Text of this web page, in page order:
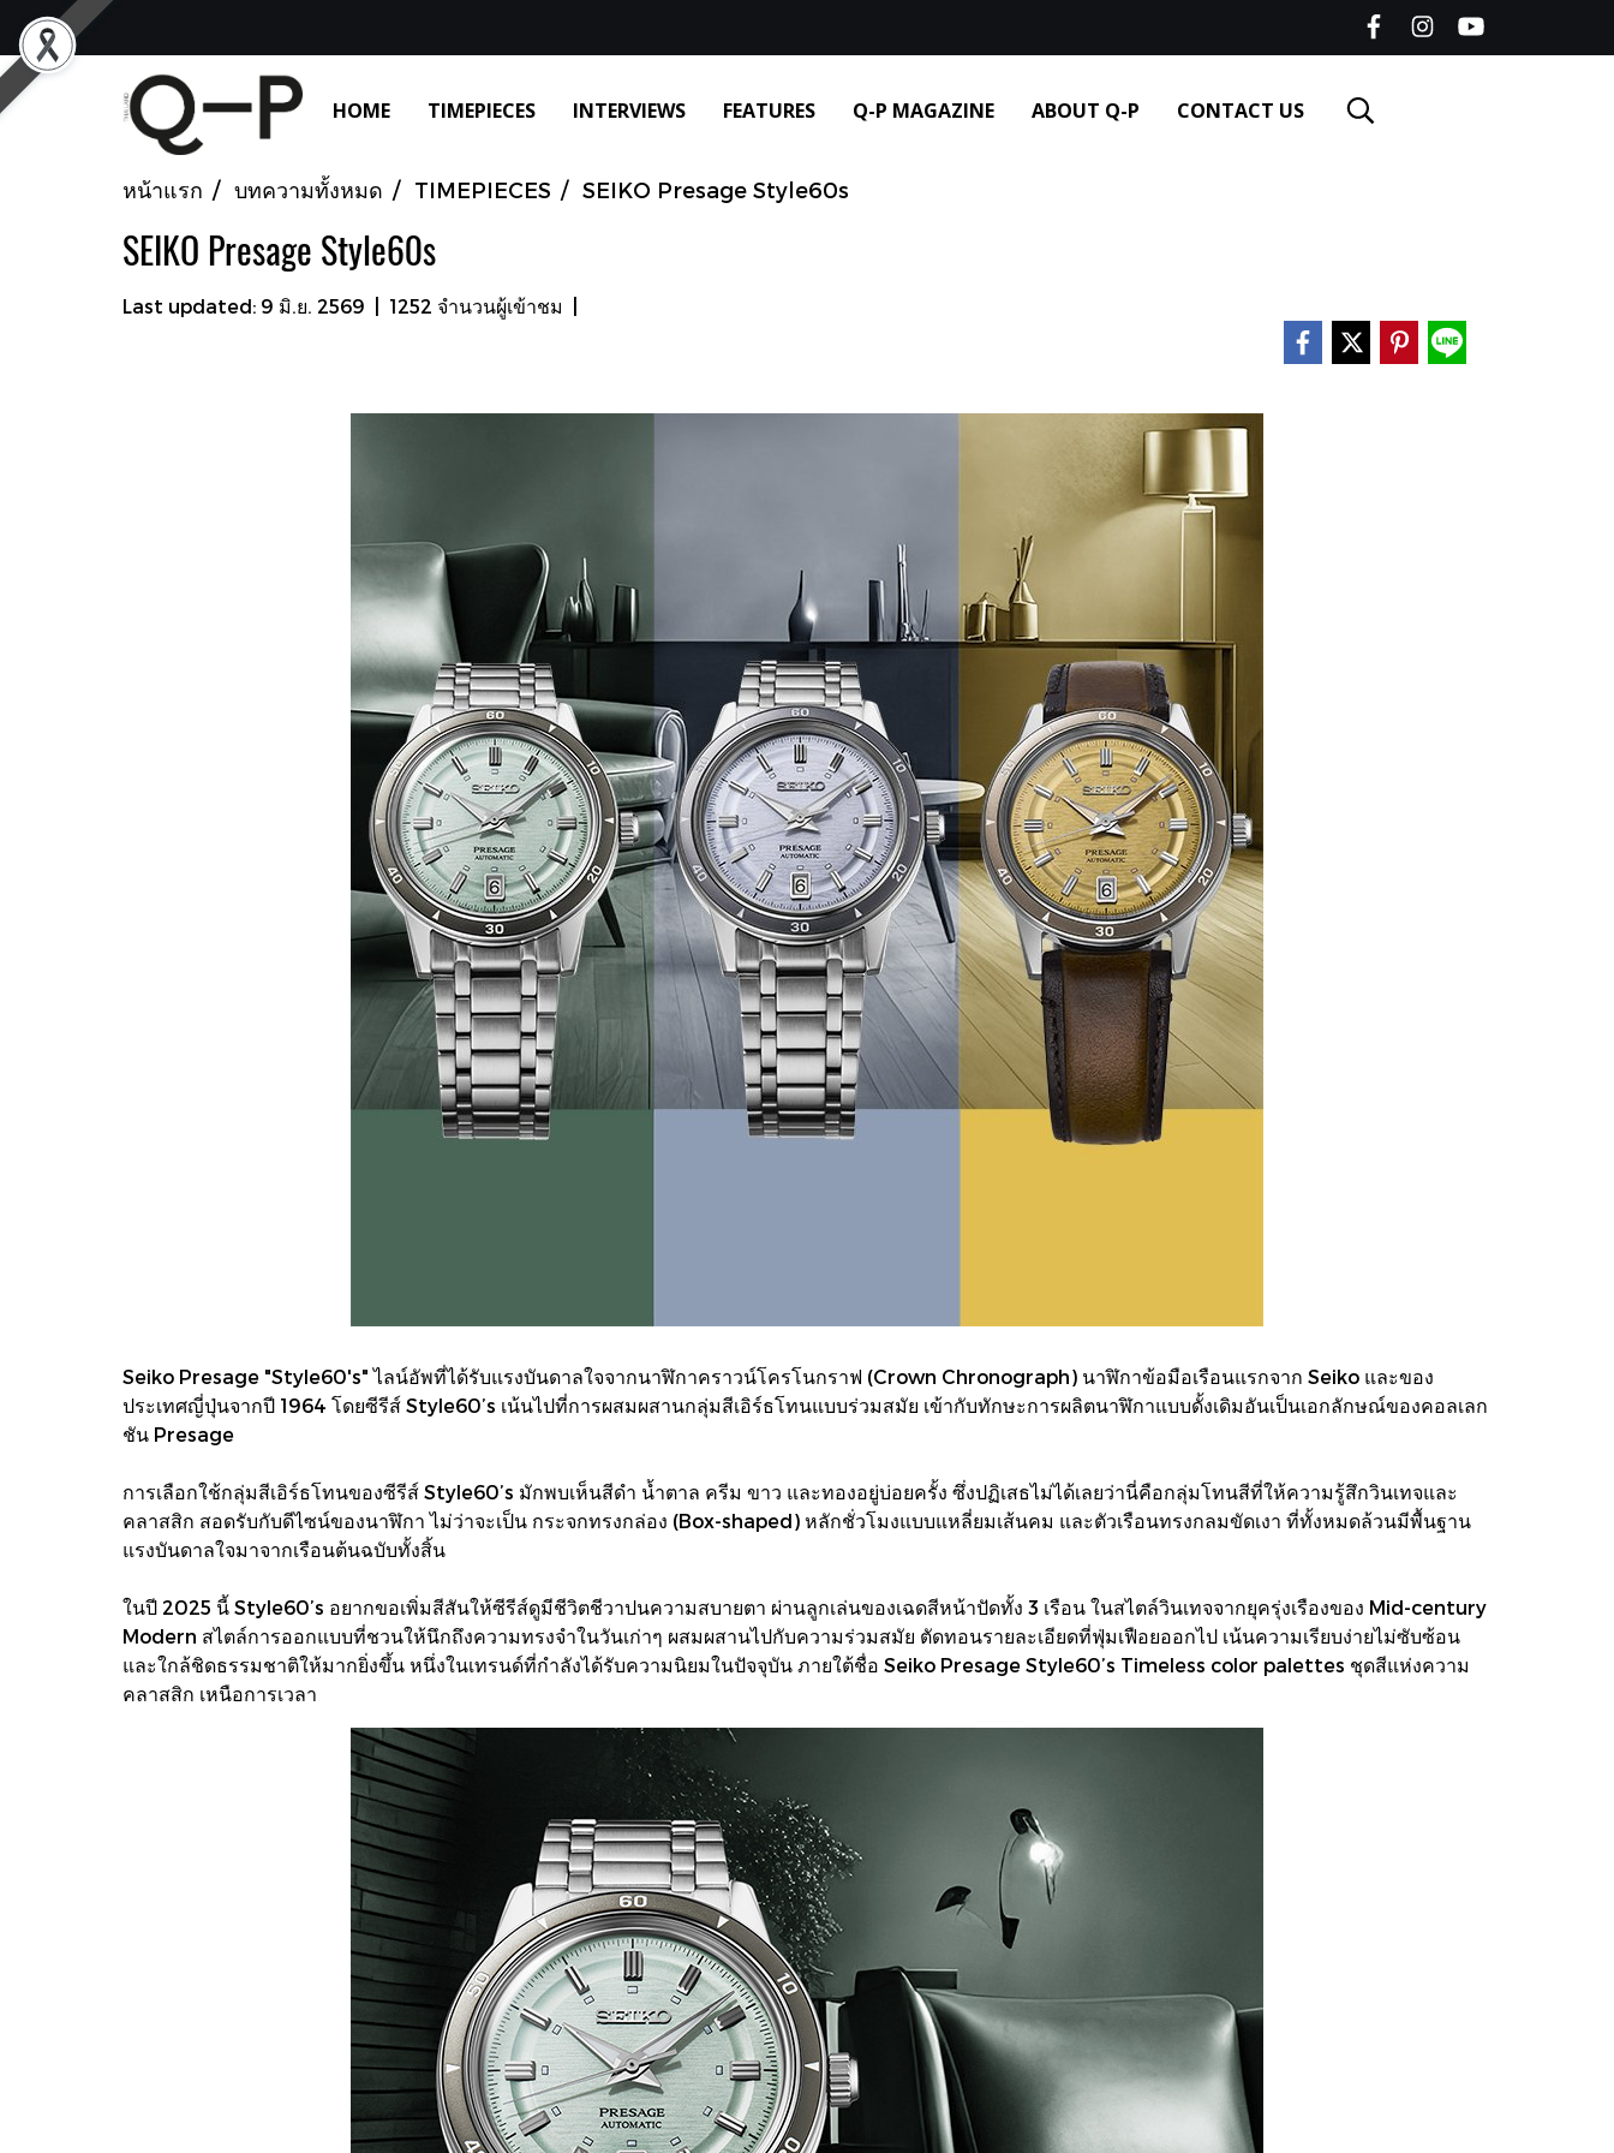
HOME TIMEPIECES INTERVIEWS FEATURES Q-P MAGAZINE ABOUT Q-P CONTACT US
หน้าแรก บทความทั้งหมด TIMEPIECES SEIKO Presage Style60s
SEIKO Presage Style60s
Last updated: 9 มิ.ย. 2569 1252 จำนวนผู้เข้าชม
Seiko Presage "Style60's" ไลน์อัพที่ได้รับแรงบันดาลใจจากนาฬิกาคราวน์โครโนกราฟ (Crown Chronograph) นาฬิกาข้อมือเรือนแรกจาก Seiko และของ
ประเทศญี่ปุ่นจากปี 1964 โดยซีรีส์ Style60’s เน้นไปที่การผสมผสานกลุ่มสีเอิร์ธโทนแบบร่วมสมัย เข้ากับทักษะการผลิตนาฬิกาแบบดั้งเดิมอันเป็นเอกลักษณ์ของคอลเลก
ชัน Presage
การเลือกใช้กลุ่มสีเอิร์ธโทนของซีรีส์ Style60’s มักพบเห็นสีดำ น้ำตาล ครีม ขาว และทองอยู่บ่อยครั้ง ซึ่งปฏิเสธไม่ได้เลยว่านี่คือกลุ่มโทนสีที่ให้ความรู้สึกวินเทจและ
คลาสสิก สอดรับกับดีไซน์ของนาฬิกา ไม่ว่าจะเป็น กระจกทรงกล่อง (Box-shaped) หลักชั่วโมงแบบแหลี่ยมเส้นคม และตัวเรือนทรงกลมขัดเงา ที่ทั้งหมดล้วนมีพื้นฐาน
แรงบันดาลใจมาจากเรือนต้นฉบับทั้งสิ้น
ในปี 2025 นี้ Style60’s อยากขอเพิ่มสีสันให้ซีรีส์ดูมีชีวิตชีวาปนความสบายตา ผ่านลูกเล่นของเฉดสีหน้าปัดทั้ง 3 เรือน ในสไตล์วินเทจจากยุครุ่งเรืองของ Mid-century
Modern สไตล์การออกแบบที่ชวนให้นึกถึงความทรงจำในวันเก่าๆ ผสมผสานไปกับความร่วมสมัย ตัดทอนรายละเอียดที่ฟุ่มเฟือยออกไป เน้นความเรียบง่ายไม่ซับซ้อน
และใกล้ชิดธรรมชาติให้มากยิ่งขึ้น หนึ่งในเทรนด์ที่กำลังได้รับความนิยมในปัจจุบัน ภายใต้ชื่อ Seiko Presage Style60’s Timeless color palettes ชุดสีแห่งความ
คลาสสิก เหนือการเวลา